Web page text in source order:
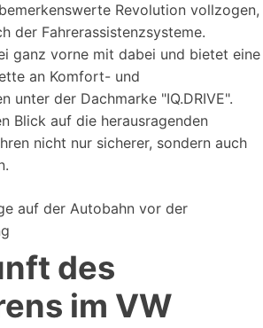
Revolution vollzogen,
der Fahrerassistenzsysteme.
ganz vorne mit dabei und bietet eine
an Komfort- und
unter der Dachmarke "IQ.DRIVE".
Blick auf die herausragenden
nicht nur sicherer, sondern auch
des
im VW